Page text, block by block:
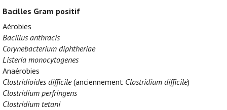
Bacilles Gram positif
Aérobies
Bacillus anthracis
Corynebacterium diphtheriae
Listeria monocytogenes
Anaérobies
Clostridioides difficile(anciennement Clostridium difficile)
Clostridium perfringens
Clostridium tetani